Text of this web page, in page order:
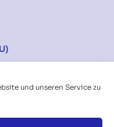
und unseren Service zu
informiert